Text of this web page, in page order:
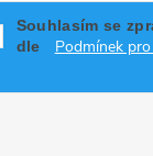
Souhlasím se
dle
Podmínek